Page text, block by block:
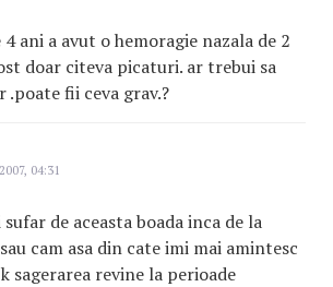
ani a avut o hemoragie nazala de 2
doar citeva picaturi. ar trebui sa
fii ceva grav.?
04:31
de aceasta boada inca de la
cam asa din cate imi mai amintesc
sagerarea revine la perioade